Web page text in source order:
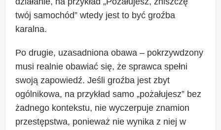
twój samochód” wtedy jest to być groźba
karalna.
Po drugie, uzasadniona obawa – pokrzywdzony
musi realnie obawiać się, że sprawca spełni
swoją zapowiedź. Jeśli groźba jest zbyt
ogólnikowa, na przykład samo „pożałujesz” bez
żadnego kontekstu, nie wyczerpuje znamion
przestępstwa, ponieważ nie wynika z niej w